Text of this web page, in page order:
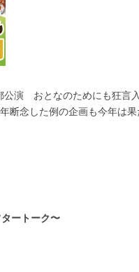
公演 おとなのためにも狂言
断念した例の企画も今年は
ートーク〜